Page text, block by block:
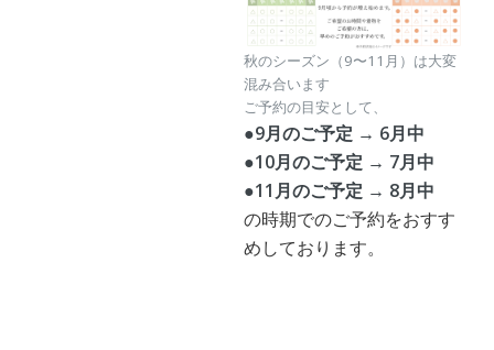
秋のシーズン（9〜11月）は大変
混み合います
ご予約の目安として、
●9月のご予定 → 6月中
●10月のご予定 → 7月中
●11月のご予定 → 8月中
の時期でのご予約をおすす
めしております。